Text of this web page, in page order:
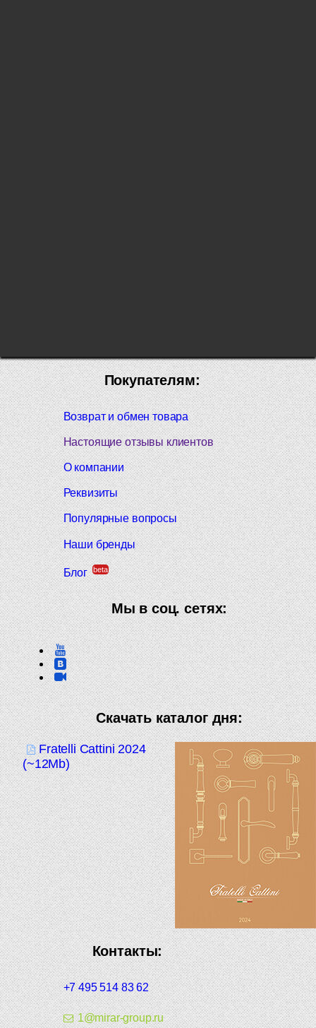
Покупателям:
Возврат и обмен товара
Настоящие отзывы клиентов
О компании
Реквизиты
Популярные вопросы
Наши бренды
Блог beta
Мы в соц. сетях:
Скачать каталог дня:
Fratelli Cattini 2024
(~12Mb)
Контакты:
+7 495 514 83 62
1@mirar-group.ru